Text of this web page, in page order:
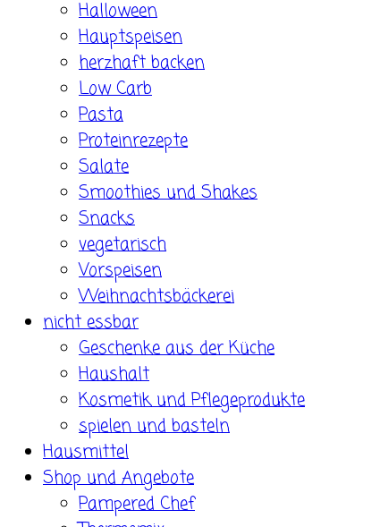
Halloween
Hauptspeisen
herzhaft backen
Low Carb
Pasta
Proteinrezepte
Salate
Smoothies und Shakes
Snacks
vegetarisch
Vorspeisen
Weihnachtsbäckerei
nicht essbar
Geschenke aus der Küche
Haushalt
Kosmetik und Pflegeprodukte
spielen und basteln
Hausmittel
Shop und Angebote
Pampered Chef